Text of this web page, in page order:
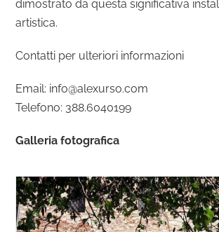
dimostrato da questa significativa
artistica.
Contatti per ulteriori informazioni
Email: info@alexurso.com
Telefono: 388.6040199
Galleria fotografica